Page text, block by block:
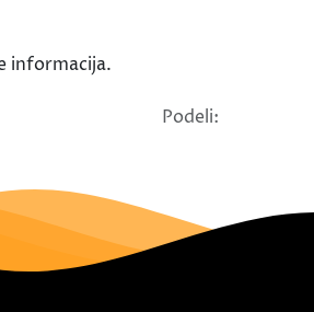
informacija.
Podeli: